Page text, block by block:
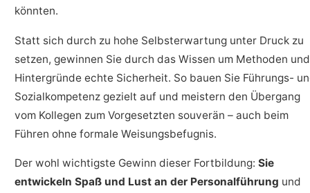
könnten.
Statt sich durch zu hohe Selbsterwartung unter Druck zu
setzen, gewinnen Sie durch das Wissen um Methoden und
Hintergründe echte Sicherheit. So bauen Sie Führungs-
Sozialkompetenz gezielt auf und meistern den Übergang
vom Kollegen zum Vorgesetzten souverän – auch beim
Führen ohne formale Weisungsbefugnis.
Der wohl wichtigste Gewinn dieser Fortbildung: Sie
entwickeln Spaß und Lust an der Personalführung und